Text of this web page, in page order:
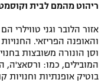
ריהוט מהמם לבית
אזור הלובר וגני
והאופנה הפריזאי.
וסן הונורה משובצות
המובילים, כמו: ורסאצ'ה,
בוטיק אופנתיות וחנויות